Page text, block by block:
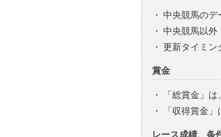
・ 中央競馬のデ
・ 中央競馬以外
・ 更新タイミン
賞金
・
「総賞金」
・
「収得賞金
レース成績、条